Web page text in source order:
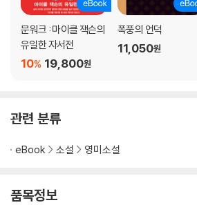
문워크 : 마이클 잭슨의
유일한 자서전
19,800원
10%
폭풍의 언덕
11,050원
관련 분류
eBook 소설 영미소설
품목정보